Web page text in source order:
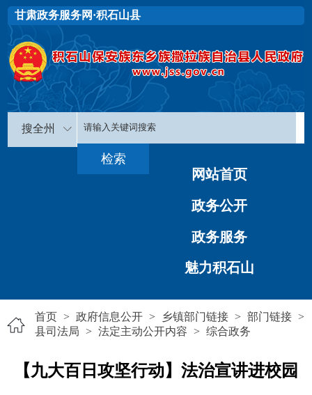
甘肃政务服务网·积石山县
搜全州
网站首页
政务公开
政务服务
魅力积石山
首页 > 政府信息公开 > 乡镇部门链接 > 部门链接 >
县司法局 > 法定主动公开内容 > 综合政务
【九大百日攻坚行动】法治宣讲进校园